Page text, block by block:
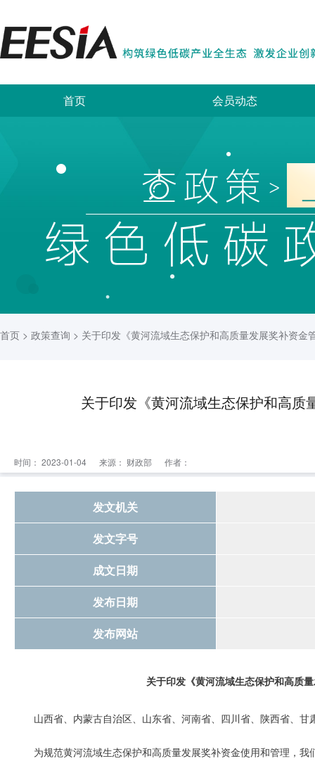
首页 会员动态
首页 > 政策查询 > 关于印发《黄河流域生态保护和高质量发展奖补资金
关于印发《黄河流域生态保护和高质
时间： 2023-01-04 来源： 财政部 作者：
发文机关
发文字号
成文日期
发布日期
发布网站
关于印发《黄河流域生态保护和高质
山西省、内蒙古自治区、山东省、河南省、四川省、陕西省、
为规范黄河流域生态保护和高质量发展奖补资金使用和管理，